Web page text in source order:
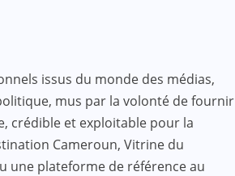
issus du monde des médias,
mus par la volonté de fournir
crédible et exploitable pour la
Cameroun, Vitrine du
une plateforme de référence au